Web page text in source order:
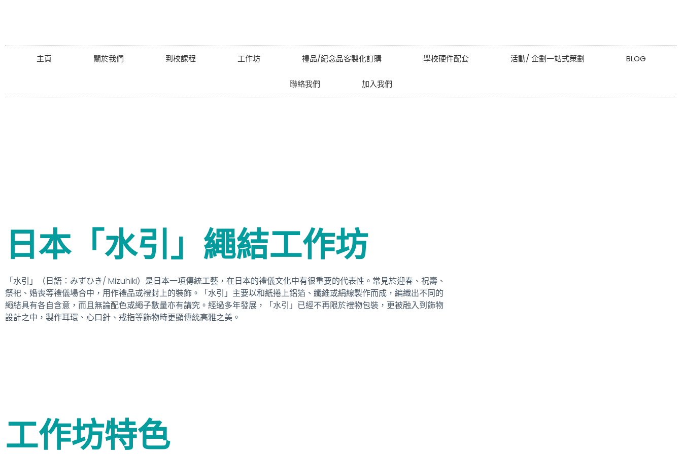
主頁 關於我們 到校課程 工作坊 禮品/紀念品客製化訂購 學校硬件配套 活動/ 企劃一站式策劃 BLOG
聯絡我們 加入我們
日本「水引」繩結工作坊
「水引」（日語：みずひき/ Mizuhiki）是日本一項傳統工藝，在日本的禮儀文化中有很重要的代表性。常見於迎春、祝壽、
祭祀、婚喪等禮儀場合中，用作禮品或禮封上的裝飾。「水引」主要以和紙捲上鋁箔、纖維或絹線製作而成，編織出不同的
繩結具有各自含意，而且無論配色或繩子數量亦有講究。經過多年發展，「水引」已經不再限於禮物包裝，更被融入到飾物
設計之中，製作耳環、心口針、戒指等飾物時更顯傳統高雅之美。
工作坊特色